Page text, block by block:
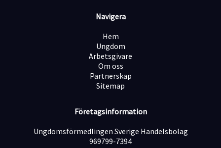
lätt för kunden att ta till sig.
Ingen "krängig" säljkultur: Vi tror inte på att pressa
eller tjata på folk. Säger kunden nej, så respekterar vi
det och går vidare i god ton. Vi vill bara boka möten
med personer som faktiskt har ett behov.
Frihet under ansvar: Du har stor flexibilitet i din vardag
och styr dina egna arbetstider, så länge du levererar
Tydlig karriärtrappa: Vi letar efter framtida säljchefer
dörrarna snabbt för större roller inom bolaget.
Ersättning – Du styr din egen lön
Navigera
Hem
Ungdom
Arbetsgivare
Om oss
Partnerskap
Sitemap
Företagsinformation
Ungdomsförmedlingen Sverige Handelsbolag
969799-7394